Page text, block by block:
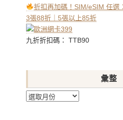
折扣再加碼！SIM/eSIM 任選
3張88折｜5張以上85折
九折折扣碼： TTB90
彙整
彙